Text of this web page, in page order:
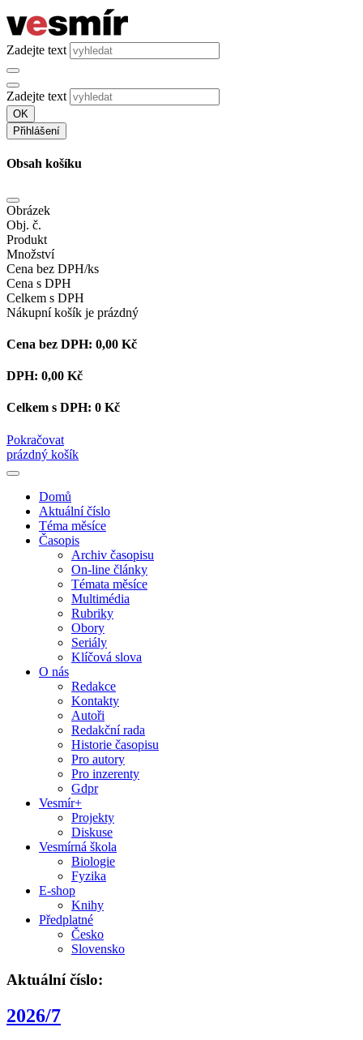
Zadejte text
Zadejte text
OK
Přihlášení
Obsah košíku
Obrázek
Obj. č.
Produkt
Množství
Cena bez DPH/ks
Cena s DPH
Celkem s DPH
Nákupní košík je prázdný
Cena bez DPH: 0,00 Kč
DPH: 0,00 Kč
Celkem s DPH: 0 Kč
Pokračovat
prázdný košík
Domů
Aktuální číslo
Téma měsíce
Časopis
Archiv časopisu
On-line články
Témata měsíce
Multimédia
Rubriky
Obory
Seriály
Klíčová slova
O nás
Redakce
Kontakty
Autoři
Redakční rada
Historie časopisu
Pro autory
Pro inzerenty
Gdpr
Vesmír+
Projekty
Diskuse
Vesmírná škola
Biologie
Fyzika
E-shop
Knihy
Předplatné
Česko
Slovensko
Aktuální číslo:
2026/7